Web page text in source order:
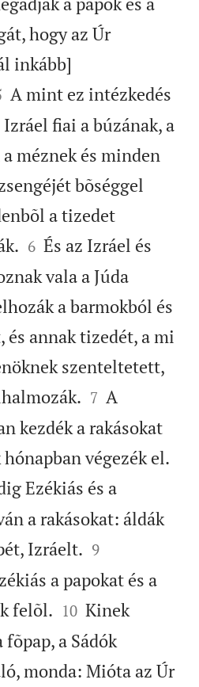
hogy az Úr
inkább]
A mint ez intézkedés
fiai a búzának, a
méznek és minden
bõséggel
a tizedet


6 És az Izráel és
vala a Júda
a barmokból és
annak tizedét, a mi
szenteltetett,


7 A
kezdék a rakásokat
végezék el.
Ezékiás és a
a rakásokat: áldák
Izráelt. 

9
a papokat és a
felõl. 

10 Kinek
a Sádók
monda: Mióta az Úr